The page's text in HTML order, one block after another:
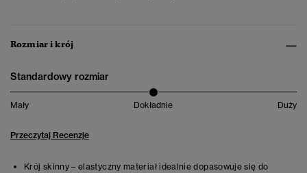
Rozmiar i krój
Standardowy rozmiar
Mały Dokładnie Duży
Przeczytaj Recenzje
Krój skinny – elastyczny materiał idealnie dopasowuje się do